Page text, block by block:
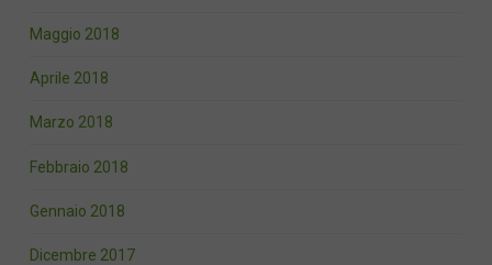
Maggio 2018
Aprile 2018
Marzo 2018
Febbraio 2018
Gennaio 2018
Dicembre 2017